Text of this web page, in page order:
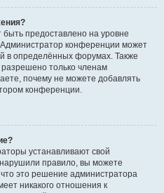
предоставлено на уровне
конференции может
в определённых форумах. Также
только членам
почему не можете добавлять
конференции.
устанавливают свой
правило, вы можете
это решение администратора
никакого отношения к